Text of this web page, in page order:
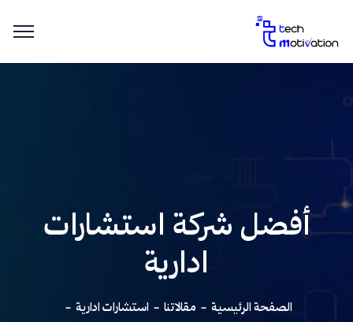
أفضل شركة استشارات
ادارية
الصفحة الرئيسية مقالاتنا
استشارات ادارية